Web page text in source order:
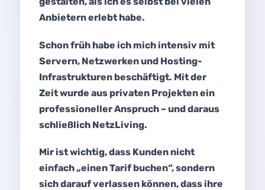
Anbietern erlebt habe.
Schon früh habe ich mich intensiv mit
Servern, Netzwerken und Hosting-
Infrastrukturen beschäftigt. Mit der
Zeit wurde aus privaten Projekten ein
professioneller Anspruch – und daraus
schließlich NetzLiving.
Mir ist wichtig, dass Kunden nicht
einfach „einen Tarif buchen“, sondern
sich darauf verlassen können, dass ihre